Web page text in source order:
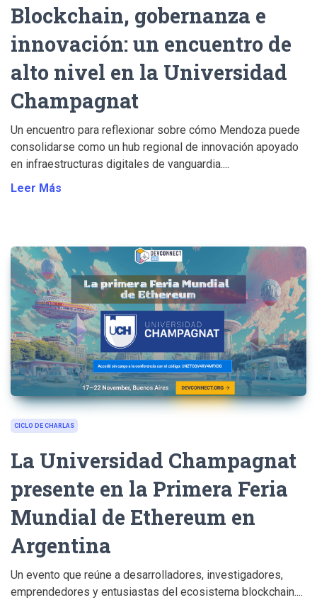
Blockchain, gobernanza e
innovación: un encuentro de
alto nivel en la Universidad
Champagnat
Un encuentro para reflexionar sobre cómo Mendoza puede
consolidarse como un hub regional de innovación apoyado
en infraestructuras digitales de vanguardia....
Leer Más
CICLO DE CHARLAS
La Universidad Champagnat
presente en la Primera Feria
Mundial de Ethereum en
Argentina
Un evento que reúne a desarrolladores, investigadores,
emprendedores y entusiastas del ecosistema blockchain....